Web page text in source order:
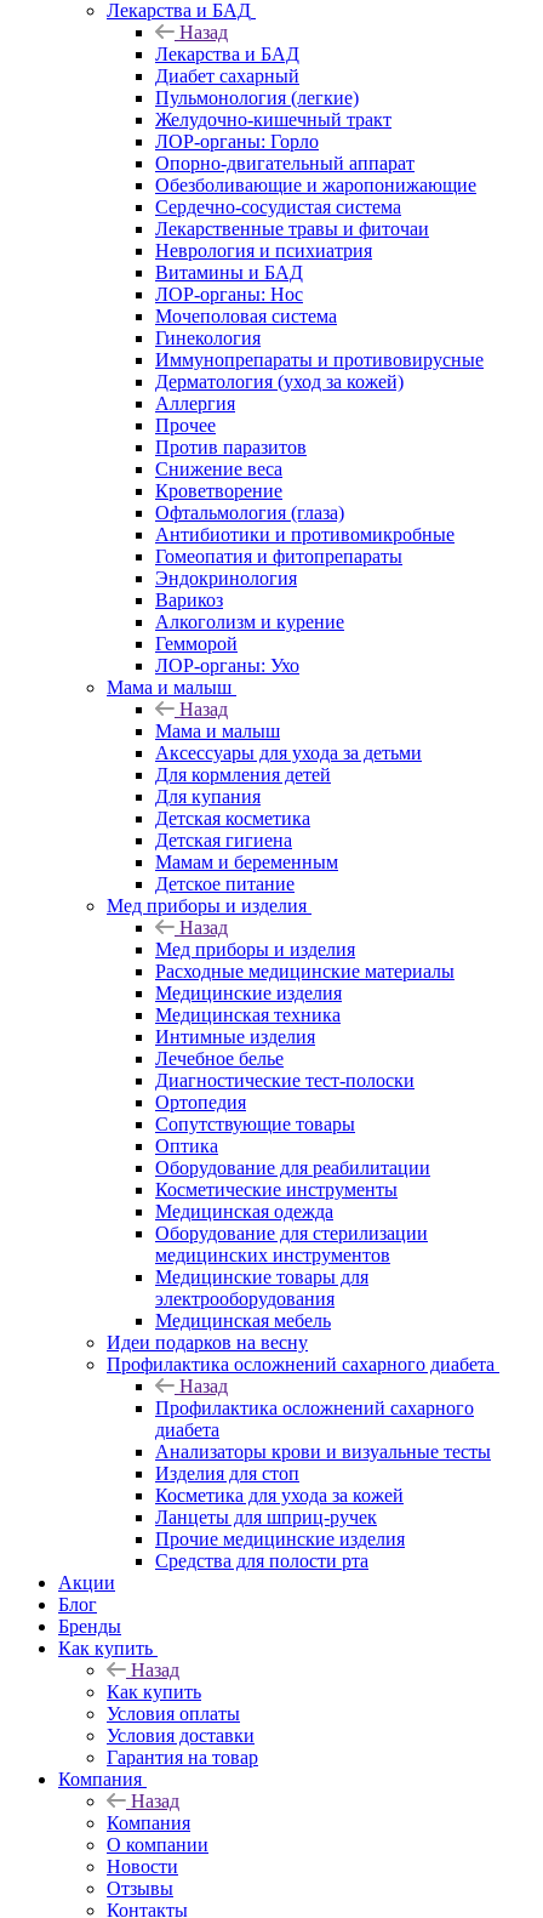
Лекарства и БАД
Назад
Лекарства и БАД
Диабет сахарный
Пульмонология (легкие)
Желудочно-кишечный тракт
ЛОР-органы: Горло
Опорно-двигательный аппарат
Обезболивающие и жаропонижающие
Сердечно-сосудистая система
Лекарственные травы и фиточаи
Неврология и психиатрия
Витамины и БАД
ЛОР-органы: Нос
Мочеполовая система
Гинекология
Иммунопрепараты и противовирусные
Дерматология (уход за кожей)
Аллергия
Прочее
Против паразитов
Снижение веса
Кроветворение
Офтальмология (глаза)
Антибиотики и противомикробные
Гомеопатия и фитопрепараты
Эндокринология
Варикоз
Алкоголизм и курение
Гемморой
ЛОР-органы: Ухо
Мама и малыш
Назад
Мама и малыш
Аксессуары для ухода за детьми
Для кормления детей
Для купания
Детская косметика
Детская гигиена
Мамам и беременным
Детское питание
Мед приборы и изделия
Назад
Мед приборы и изделия
Расходные медицинские материалы
Медицинские изделия
Медицинская техника
Интимные изделия
Лечебное белье
Диагностические тест-полоски
Ортопедия
Сопутствующие товары
Оптика
Оборудование для реабилитации
Косметические инструменты
Медицинская одежда
Оборудование для стерилизации
медицинских инструментов
Медицинские товары для
электрооборудования
Медицинская мебель
Идеи подарков на весну
Профилактика осложнений сахарного диабета
Назад
Профилактика осложнений сахарного
диабета
Анализаторы крови и визуальные тесты
Изделия для стоп
Косметика для ухода за кожей
Ланцеты для шприц-ручек
Прочие медицинские изделия
Средства для полости рта
Акции
Блог
Бренды
Как купить
Назад
Как купить
Условия оплаты
Условия доставки
Гарантия на товар
Компания
Назад
Компания
О компании
Новости
Отзывы
Контакты